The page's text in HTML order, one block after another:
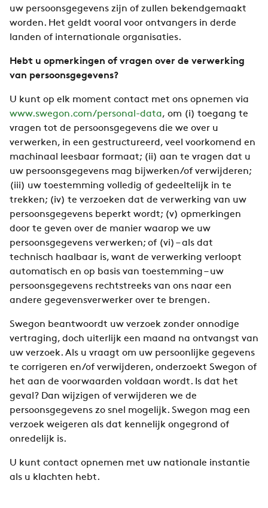
uw persoonsgegevens zijn of zullen bekendgemaakt
worden. Het geldt vooral voor ontvangers in derde
landen of internationale organisaties.
Hebt u opmerkingen of vragen over de verwerking
van persoonsgegevens?
U kunt op elk moment contact met ons opnemen via
www.swegon.com/personal-data, om (i) toegang te
vragen tot de persoonsgegevens die we over u
verwerken, in een gestructureerd, veel voorkomend en
machinaal leesbaar formaat; (ii) aan te vragen dat u
uw persoonsgegevens mag bijwerken/of verwijderen;
(iii) uw toestemming volledig of gedeeltelijk in te
trekken; (iv) te verzoeken dat de verwerking van uw
persoonsgegevens beperkt wordt; (v) opmerkingen
door te geven over de manier waarop we uw
persoonsgegevens verwerken; of (vi) – als dat
technisch haalbaar is, want de verwerking verloopt
automatisch en op basis van toestemming – uw
persoonsgegevens rechtstreeks van ons naar een
andere gegevensverwerker over te brengen.
Swegon beantwoordt uw verzoek zonder onnodige
vertraging, doch uiterlijk een maand na ontvangst van
uw verzoek. Als u vraagt om uw persoonlijke gegevens
te corrigeren en/of verwijderen, onderzoekt Swegon of
het aan de voorwaarden voldaan wordt. Is dat het
geval? Dan wijzigen of verwijderen we de
persoonsgegevens zo snel mogelijk. Swegon mag een
verzoek weigeren als dat kennelijk ongegrond of
onredelijk is.
U kunt contact opnemen met uw nationale instantie
als u klachten hebt.